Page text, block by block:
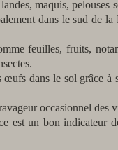
maquis, pelouses
dans le sud de la
feuilles, fruits,
dans le sol grâce à
occasionnel des
est un bon indicateur